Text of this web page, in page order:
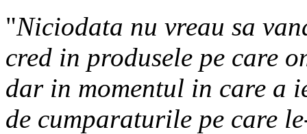
"Niciodata nu vreau sa
cred in produsele pe care
dar in momentul in care a
de cumparaturile pe care